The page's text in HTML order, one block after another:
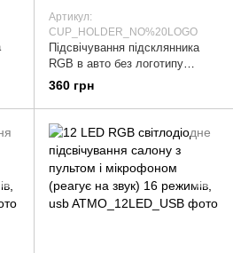
2
Артикул:
CUP_HOLDER_NO%20LOGO
Підсвічування підсклянника
RGB в авто без логотипу
автомобіля (к-кт 2шт.)
360 грн